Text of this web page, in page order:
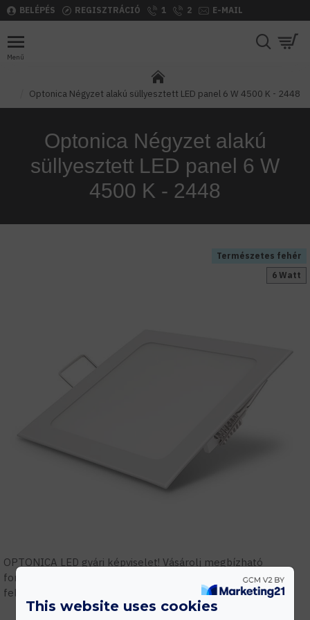
BELÉPÉS REGISZTRÁCIÓ 1 2 E-MAIL
Optonica Négyzet alakú süllyesztett LED panel 6 W 4500 K - 2448
Optonica Négyzet alakú
süllyesztett LED panel 6 W
4500 K - 2448
Természetes fehér
6 Watt
OPTONICA LED gyári képviselet! Vásárolj megbízható
forrásból! Szakmai támogatás, tervezés, gyári garanciális
feltételek.
This website uses cookies